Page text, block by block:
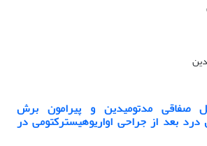
صفاقی مدتومیدین و پیرامون برش
درد بعد از جراحی اواریوهیسترکتومی در